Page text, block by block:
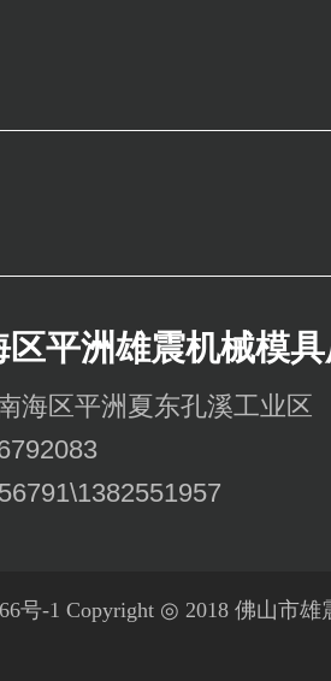
号-1 Copyright ◎ 2018 佛山市
平洲雄震机械模
海区平洲夏东孔溪工业区